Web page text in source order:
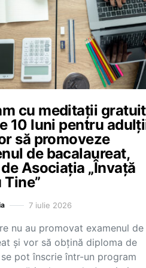
cu meditații
10 luni pentru
să promoveze
de bacalaureat,
Asociația „Învață
7 iulie 2026
nu au promovat examenul de
și vor să obțină diploma de
pot înscrie într-un program